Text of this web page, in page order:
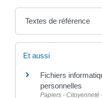
Textes de référence
Et aussi
Fichiers
personnelles
Papiers - Citoyenneté